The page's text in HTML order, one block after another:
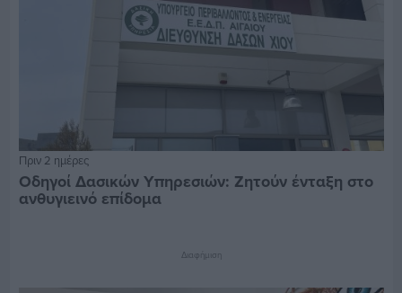
Πριν 2 ημέρες
Οδηγοί Δασικών Υπηρεσιών: Ζητούν ένταξη στο
ανθυγιεινό επίδομα
Διαφήμιση